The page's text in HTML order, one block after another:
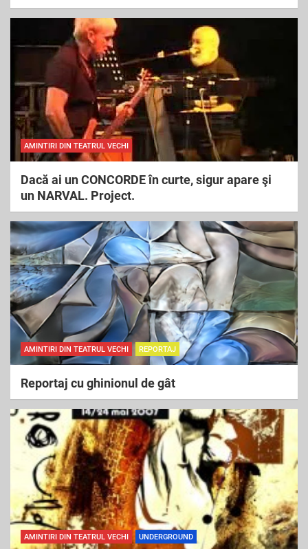
AMINTIRI DIN TEATRUL VECHI
Dacă ai un CONCORDE în curte, sigur apare şi
un NARVAL. Project.
AMINTIRI DIN TEATRUL VECHI REPORTAJ
Reportaj cu ghinionul de gât
AMINTIRI DIN TEATRUL VECHI UNDERGROUND